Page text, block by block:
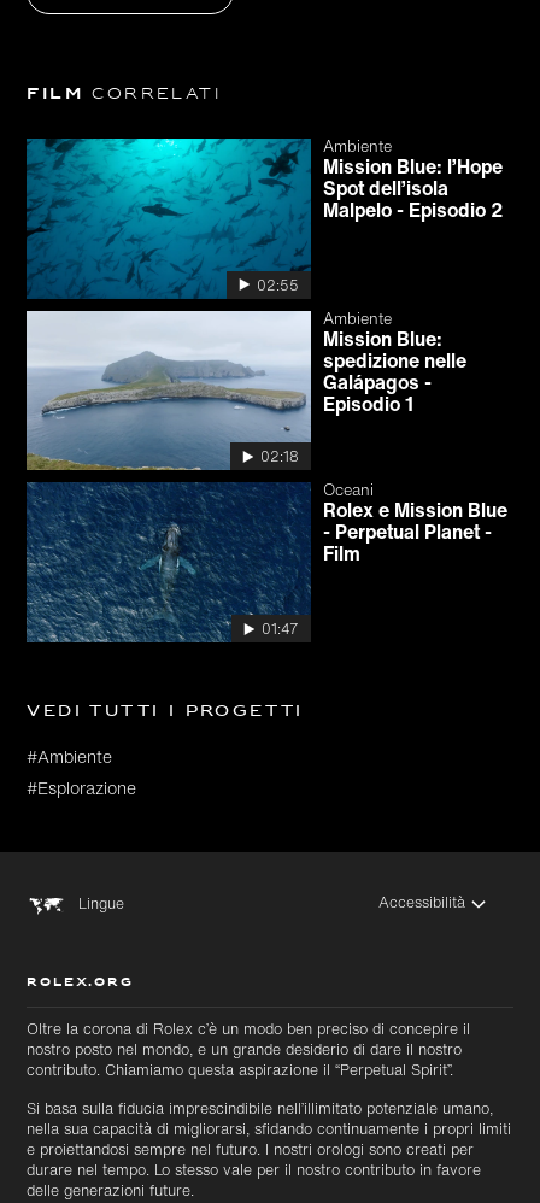
Film correlati
02:55
Ambiente
Mission Blue: l’Hope
Spot dell’isola
Malpelo - Episodio 2
02:18
Ambiente
Mission Blue:
spedizione nelle
Galápagos -
Episodio 1
01:47
Oceani
Rolex e Mission Blue
- Perpetual Planet -
Film
Vedi tutti i progetti
#Ambiente
#Esplorazione
Lingue Accessibilità
ROLEX.ORG
Oltre la corona di Rolex c’è un modo ben preciso di concepire il
nostro posto nel mondo, e un grande desiderio di dare il nostro
contributo. Chiamiamo questa aspirazione il “Perpetual Spirit”.
Si basa sulla fiducia imprescindibile nell’illimitato potenziale umano,
nella sua capacità di migliorarsi, sfidando continuamente i propri limiti
e proiettandosi sempre nel futuro. I nostri orologi sono creati per
durare nel tempo. Lo stesso vale per il nostro contributo in favore
delle generazioni future.